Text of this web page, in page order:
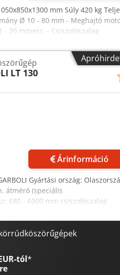
mm Súly 420 kg
Ø 10 - 80 mm - Meghajtó
- 20 m/perc. - Csiszolószalag
130 x 1850 mm - Méretek
LT 130
Árinformáció
Gyártási ország:
átmérő (speciális
680 - 6000 mm csiszolószalag
motor teljesítménye: 5,5 kW
tömeg: 760 kg Chsdpfx
/ 50Hz adagolórendszer:
1 készlet állító szerszámok: 1
felszereltség: PLC
ellenőrzése Kihordó, hajtott
tól*